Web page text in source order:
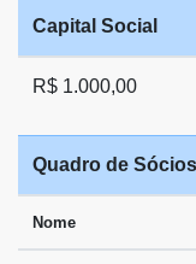
Capital Social
R$ 1.000,00
Quadro de
Nome